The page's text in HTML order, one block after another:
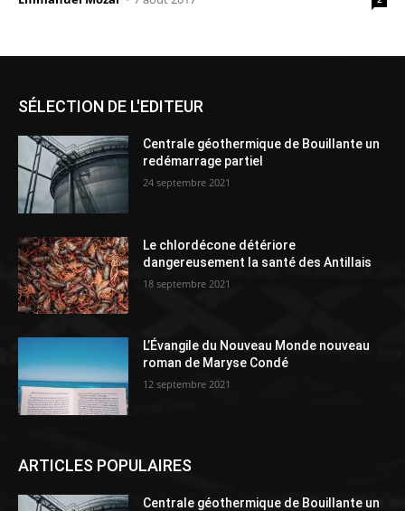
SÉLECTION DE L'EDITEUR
Centrale géothermique de Bouillante un
redémarrage partiel
24 septembre 2021
Le chlordécone détériore
dangereusement la santé des Antillais
18 septembre 2021
L’Évangile du Nouveau Monde nouveau
roman de Maryse Condé
12 septembre 2021
ARTICLES POPULAIRES
Centrale géothermique de Bouillante un